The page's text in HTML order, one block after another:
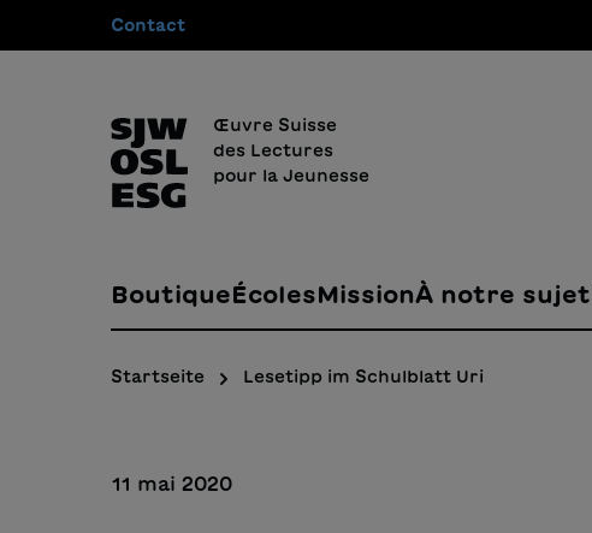
Passer à la navigation principale
Contact
Œuvre Suisse
des Lectures
pour la Jeunesse
BoutiqueÉcolesMissionÀ notre sujet
Startseite Lesetipp im Schulblatt Uri
11 mai 2020